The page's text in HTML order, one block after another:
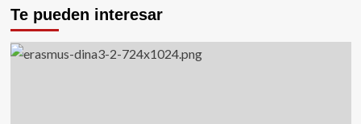
Te pueden interesar